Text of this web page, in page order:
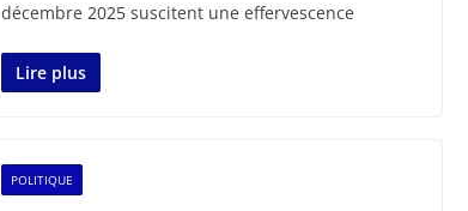
décembre 2025 suscitent une effervescence
Lire plus
POLITIQUE